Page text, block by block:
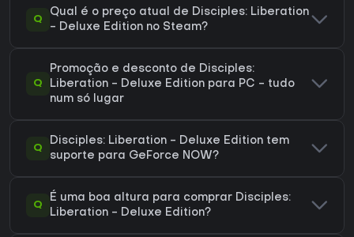
Q
Qual é o preço atual de Disciples: Liberation
- Deluxe Edition no Steam?
Q
Promoção e desconto de Disciples:
Liberation - Deluxe Edition para PC - tudo
num só lugar
Q
Disciples: Liberation - Deluxe Edition tem
suporte para GeForce NOW?
Q
É uma boa altura para comprar Disciples:
Liberation - Deluxe Edition?